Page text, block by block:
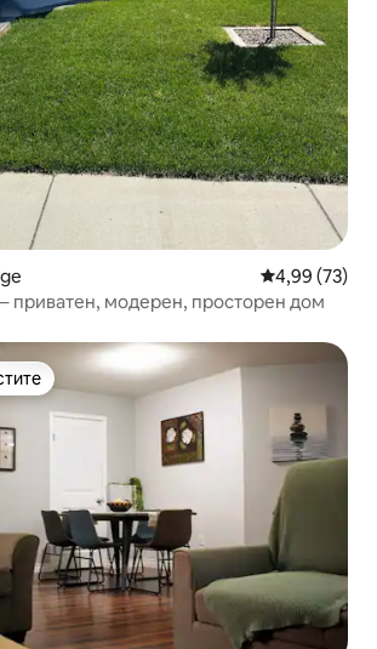
Просечна
4,99 (73)
– приватен, модерен, просторен дом